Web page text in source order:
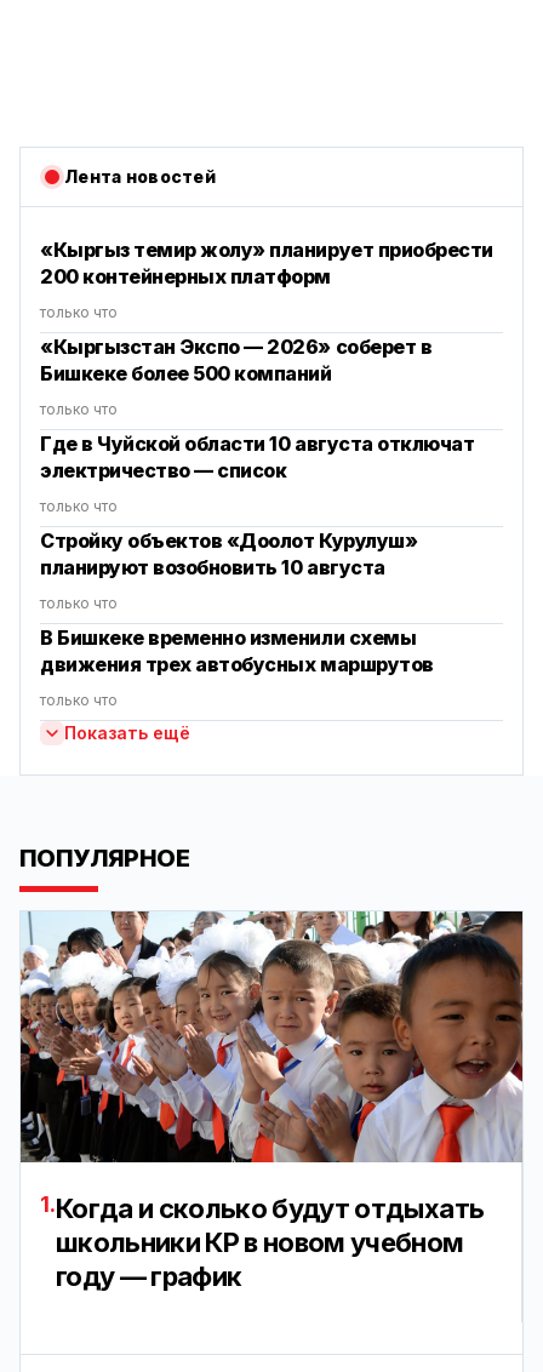
Лента новостей
«Кыргыз темир жолу» планирует приобрести
200 контейнерных платформ
только что
«Кыргызстан Экспо — 2026» соберет в
Бишкеке более 500 компаний
только что
Где в Чуйской области 10 августа отключат
электричество — список
только что
Стройку объектов «Доолот Курулуш»
планируют возобновить 10 августа
только что
В Бишкеке временно изменили схемы
движения трех автобусных маршрутов
только что
Показать ещё
ПОПУЛЯРНОЕ
1.Когда и сколько будут отдыхать
школьники КР в новом учебном
году — график